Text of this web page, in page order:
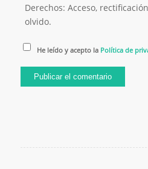
Derechos: Acceso,
olvido.
He leído y acepto la Política de